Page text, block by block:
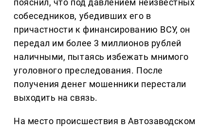
пояснил, что под давлением неизвестных
собеседников, убедивших его в
причастности к финансированию ВСУ, он
передал им более 3 миллионов рублей
наличными, пытаясь избежать мнимого
уголовного преследования. После
получения денег мошенники перестали
выходить на связь.
На место происшествия в Автозаводском